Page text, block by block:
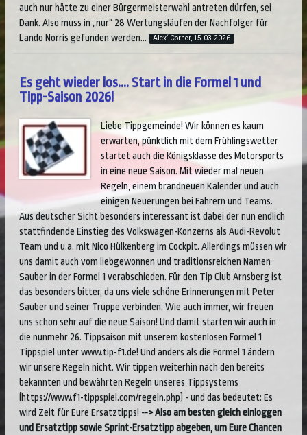
auch nur hätte zu einer Bürgermeisterwahl antreten dürfen, sei
Dank. Also muss in „nur“ 28 Wertungsläufen der Nachfolger für
Lando Norris gefunden werden...
Alex´ Corner, 15.03.2026
Es geht wieder los.... Start in die Formel 1 und
Tipp-Saison 2026!
Liebe Tippgemeinde! Wir können es kaum
erwarten, pünktlich mit dem Frühlingswetter
startet auch die Königsklasse des Motorsports
in eine neue Saison. Mit wieder mal neuen
Regeln, einem brandneuen Kalender und auch
einigen Neuerungen bei Fahrern und Teams.
Aus deutscher Sicht besonders interessant ist dabei der nun endlich
stattfindende Einstieg des Volkswagen-Konzerns als Audi-Revolut
Team und u.a. mit Nico Hülkenberg im Cockpit. Allerdings müssen wir
uns damit auch vom liebgewonnen und traditionsreichen Namen
Sauber in der Formel 1 verabschieden. Für den Tip Club Arnsberg ist
das besonders bitter, da uns viele schöne Erinnerungen mit Peter
Sauber und seiner Truppe verbinden. Wie auch immer, wir freuen
uns schon sehr auf die neue Saison! Und damit starten wir auch in
die nunmehr 26. Tippsaison mit unserem kostenlosen Formel 1
Tippspiel unter www.tip-f1.de! Und anders als die Formel 1 ändern
wir unsere Regeln nicht. Wir tippen weiterhin nach den bereits
bekannten und bewährten Regeln unseres Tippsystems
(https://www.f1-tippspiel.com/regeln.php) - und das bedeutet: Es
wird Zeit für Eure Ersatztipps! --> Also am besten gleich einloggen
und Ersatztipp sowie Sprint-Ersatztipp abgeben, um Eure Chancen